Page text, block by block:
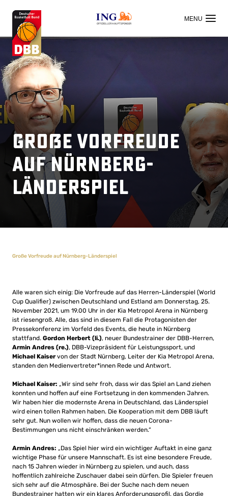
OFFIZIELLER HAUPTSPONSOR
Große Vorfreude
auf Nürnberg-
Länderspiel
Große Vorfreude auf Nürnberg-Länderspiel
Alle waren sich einig: Die Vorfreude auf das Herren-Länderspiel (World
Cup Qualifier) zwischen Deutschland und Estland am Donnerstag, 25.
November 2021, um 19.00 Uhr in der Kia Metropol Arena in Nürnberg
ist riesengroß. Alle, das sind in diesem Fall die Protagonisten der
Pressekonferenz im Vorfeld des Events, die heute in Nürnberg
stattfand. Gordon Herbert (li.), neuer Bundestrainer der DBB-Herren,
Armin Andres (re.), DBB-Vizepräsident für Leistungssport, und
Michael Kaiservon der Stadt Nürnberg, Leiter der Kia Metropol Arena,
standen den Medienvertreter*innen Rede und Antwort.
Michael Kaiser: „Wir sind sehr froh, dass wir das Spiel an Land ziehen
konnten und hoffen auf eine Fortsetzung in den kommenden Jahren.
Wir haben hier die modernste Arena in Deutschland, das Länderspiel
wird einen tollen Rahmen haben. Die Kooperation mit dem DBB läuft
sehr gut. Nun wollen wir hoffen, dass die neuen Corona-
Bestimmungen uns nicht einschränken werden.“
Armin Andres: „Das Spiel hier wird ein wichtiger Auftakt in eine ganz
wichtige Phase für unsere Mannschaft. Es ist eine besondere Freude,
nach 15 Jahren wieder in Nürnberg zu spielen, und auch, dass
hoffentlich zahlreiche Zuschauer dabei sein dürfen. Die Spieler freuen
sich sehr auf die Atmosphäre. Bei der Suche nach dem neuen
Bundestrainer hatten wir ein klares Anforderungsprofil, das Gordie